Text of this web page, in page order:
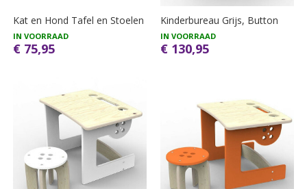
Kat en Hond Tafel en Stoelen
IN VOORRAAD
€ 75,95
Kinderbureau Grijs, Button
IN VOORRAAD
€ 130,95